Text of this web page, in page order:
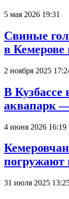
5 мая 2026 19:31
Свиные
в
2 ноября 2025
В Кузбассе
аквапарк —
4 июня 2026 16:19
погружают
31 июля 2025